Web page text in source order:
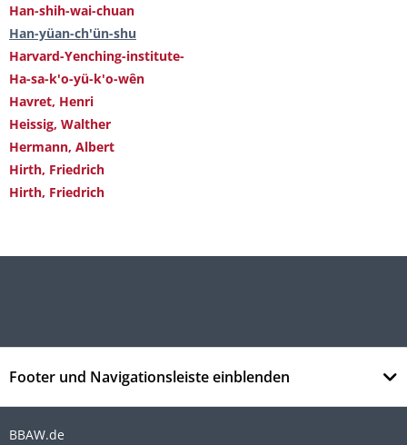
Han-shih-wai-chuan
Han-yüan-ch'ün-shu
Harvard-Yenching-institute-
Ha-sa-k'o-yü-k'o-wên
Havret, Henri
Heissig, Walther
Hermann, Albert
Hirth, Friedrich
Hirth, Friedrich
Footer und Navigationsleiste einblenden
BBAW.de